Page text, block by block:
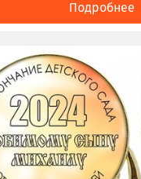
Подробнее